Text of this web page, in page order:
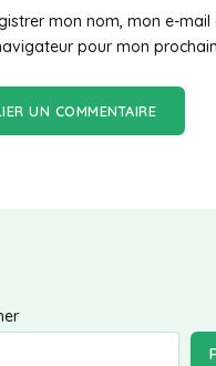
mon nom, mon e-
pour mon